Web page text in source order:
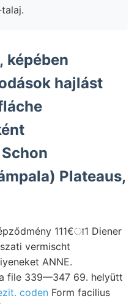
képében
hajlást
Plateaus,
111€ा1 Diener
vermischt
ANNE.
file 339—347 69. helyütt
coden Form facilius